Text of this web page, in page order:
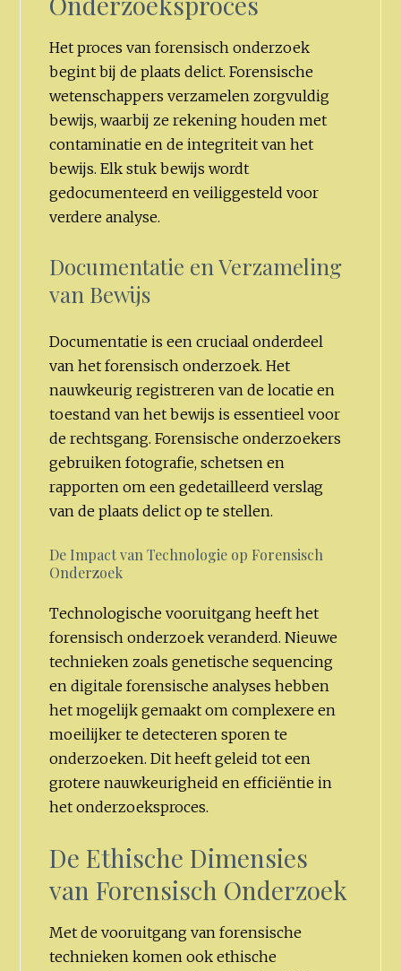
Het proces van forensisch onderzoek
begint bij de plaats delict. Forensische
wetenschappers verzamelen zorgvuldig
bewijs, waarbij ze rekening houden met
contaminatie en de integriteit van het
bewijs. Elk stuk bewijs wordt
gedocumenteerd en veiliggesteld voor
verdere analyse.
Documentatie en Verzameling
van Bewijs
Documentatie is een cruciaal onderdeel
van het forensisch onderzoek. Het
nauwkeurig registreren van de locatie en
toestand van het bewijs is essentieel voor
de rechtsgang. Forensische onderzoekers
gebruiken fotografie, schetsen en
rapporten om een gedetailleerd verslag
van de plaats delict op te stellen.
De Impact van Technologie op Forensisch
Onderzoek
Technologische vooruitgang heeft het
forensisch onderzoek veranderd. Nieuwe
technieken zoals genetische sequencing
en digitale forensische analyses hebben
het mogelijk gemaakt om complexere en
moeilijker te detecteren sporen te
onderzoeken. Dit heeft geleid tot een
grotere nauwkeurigheid en efficiëntie in
het onderzoeksproces.
De Ethische Dimensies
van Forensisch Onderzoek
Met de vooruitgang van forensische
technieken komen ook ethische